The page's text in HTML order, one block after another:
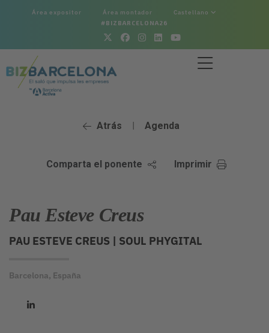
Área expositor Área montador Castellano
#BIZBARCELONA26
Atrás | Agenda
Comparta el ponente Imprimir
Pau Esteve Creus
PAU ESTEVE CREUS | SOUL PHYGITAL
Barcelona, España